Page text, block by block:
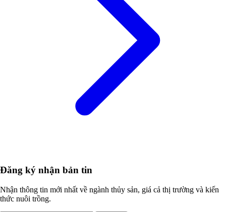
Đăng ký nhận bản tin
Nhận thông tin mới nhất về ngành thủy sản, giá cả thị trường và kiến
thức nuôi trồng.